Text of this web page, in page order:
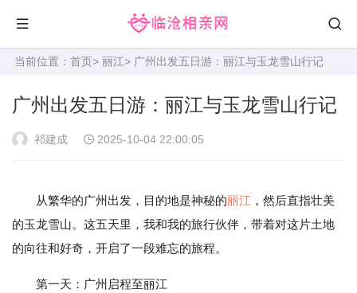
当前位置： 首页> 丽江> 广州出发五日游：丽江与玉龙雪山行记
广州出发五日游：丽江与玉龙雪山行记
祁建成 2025-10-04 22:00:05
从繁华的广州出发，目的地是神秘的丽江 ，然后直指壮美
的玉龙雪山。这五天里，我和我的旅行伙伴，带着对这片土地
的向往和好奇，开启了一段难忘的旅程。
第一天：广州启程至丽江